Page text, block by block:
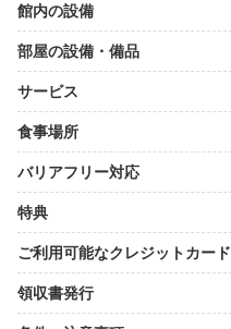
館内の設備
部屋の設備・備品
サービス
食事場所
バリアフリー対応
特典
ご利用可能なクレジットカード
領収書発行